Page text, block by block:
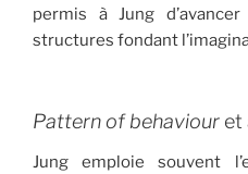
permis à Jung
structures fondant
Pattern of behaviour et
Jung emploie souvent